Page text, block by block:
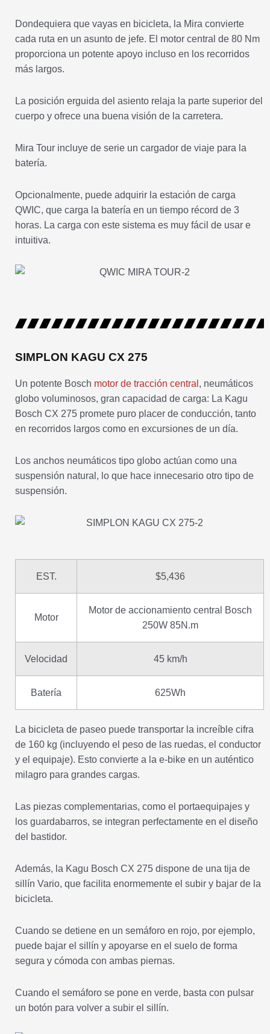
Dondequiera que vayas en bicicleta, la Mira convierte
cada ruta en un asunto de jefe. El motor central de 80 Nm
proporciona un potente apoyo incluso en los recorridos
más largos.
La posición erguida del asiento relaja la parte superior del
cuerpo y ofrece una buena visión de la carretera.
Mira Tour incluye de serie un cargador de viaje para la
batería.
Opcionalmente, puede adquirir la estación de carga
QWIC, que carga la batería en un tiempo récord de 3
horas. La carga con este sistema es muy fácil de usar e
intuitiva.
SIMPLON KAGU CX 275
Un potente Bosch motor de tracción central , neumáticos
globo voluminosos, gran capacidad de carga: La Kagu
Bosch CX 275 promete puro placer de conducción, tanto
en recorridos largos como en excursiones de un día.
Los anchos neumáticos tipo globo actúan como una
suspensión natural, lo que hace innecesario otro tipo de
suspensión.
EST. $5,436
Motor
Motor de accionamiento central Bosch
250W 85N.m
Velocidad 45 km/h
Batería 625Wh
La bicicleta de paseo puede transportar la increíble cifra
de 160 kg (incluyendo el peso de las ruedas, el conductor
y el equipaje). Esto convierte a la e-bike en un auténtico
milagro para grandes cargas.
Las piezas complementarias, como el portaequipajes y
los guardabarros, se integran perfectamente en el diseño
del bastidor.
Además, la Kagu Bosch CX 275 dispone de una tija de
sillín Vario, que facilita enormemente el subir y bajar de la
bicicleta.
Cuando se detiene en un semáforo en rojo, por ejemplo,
puede bajar el sillín y apoyarse en el suelo de forma
segura y cómoda con ambas piernas.
Cuando el semáforo se pone en verde, basta con pulsar
un botón para volver a subir el sillín.